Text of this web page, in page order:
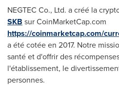
NEGTEC Co., Ltd. a créé la
SKB sur CoinMarketCap.com
https://coinmarketcap.com/
a été cotée en 2017. Notre
santé et d'offrir des
l'établissement, le
personnes.